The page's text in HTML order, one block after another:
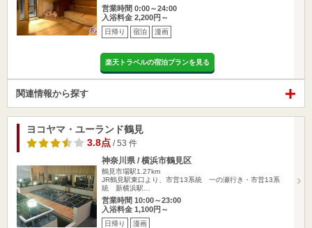
営業時間 0:00～24:00
入浴料金 2,200円～
日帰り 宿泊 漫画
楽天トラベルの宿泊プランを見る
関連情報から探す
ヨコヤマ・ユーランド鶴見
3.8点 / 53 件
神奈川県 / 横浜市鶴見区
鶴見市場駅1.27km
JR鶴見駅東口より、市営13系統 一の瀬行き・市営13系
統 新横浜駅…
営業時間 10:00～23:00
入浴料金 1,100円～
日帰り 漫画